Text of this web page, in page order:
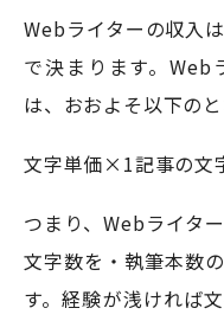
Webライターの収入
で決まります。Web
は、おおよそ以下のと
文字単価×1記事の文
つまり、Webライタ
文字数を・執筆本数
す。経験が浅ければ